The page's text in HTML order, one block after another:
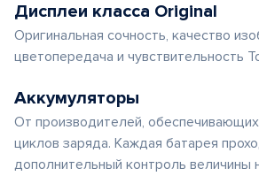
Дисплеи класса Original
Оригинальная сочность, качество
цветопередача и чувствительность
Аккумуляторы
От производителей,
циклов заряда. Каждая батарея
дополнительный контроль величины